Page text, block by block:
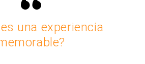
una experiencia